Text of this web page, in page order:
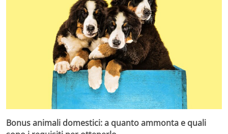
Bonus animali domestici: a quanto ammonta e quali